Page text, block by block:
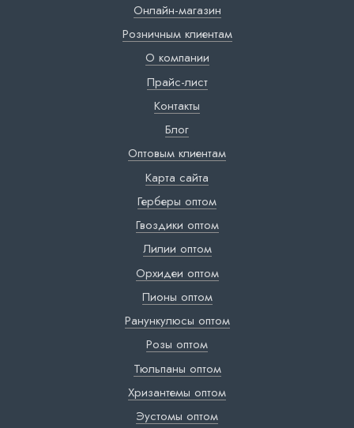
Онлайн-магазин
Розничным клиентам
О компании
Прайс-лист
Контакты
Блог
Оптовым клиентам
Карта сайта
Герберы оптом
Гвоздики оптом
Лилии оптом
Орхидеи оптом
Пионы оптом
Ранункулюсы оптом
Розы оптом
Тюльпаны оптом
Хризантемы оптом
Эустомы оптом